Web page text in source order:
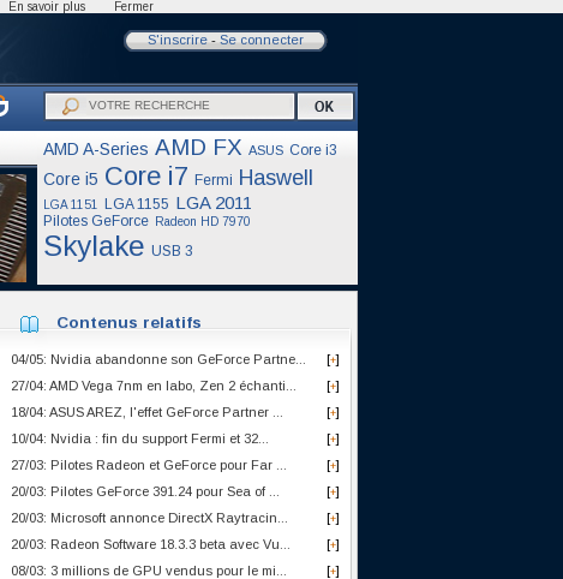
S'inscrire- Se connecter
AMD A-Series AMD FX ASUS Core i3
Core i5 Core i7 Fermi Haswell
LGA 1151 LGA 1155 LGA 2011
Pilotes GeForce Radeon HD 7970
Skylake USB 3
Contenus relatifs
[+]
04/05: Nvidia abandonne son GeForce Partne...
[+]
27/04: AMD Vega 7nm en labo, Zen 2 échanti...
[+]
18/04: ASUS AREZ, l'effet GeForce Partner ...
[+]
10/04: Nvidia : fin du support Fermi et 32...
[+]
27/03: Pilotes Radeon et GeForce pour Far ...
[+]
20/03: Pilotes GeForce 391.24 pour Sea of ...
[+]
20/03: Microsoft annonce DirectX Raytracin...
[+]
20/03: Radeon Software 18.3.3 beta avec Vu...
[+]
08/03: 3 millions de GPU vendus pour le mi...
En savoir plus Fermer